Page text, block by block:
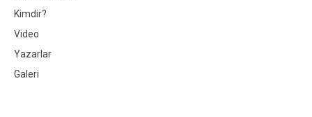
Kimdir?
Video
Yazarlar
Galeri